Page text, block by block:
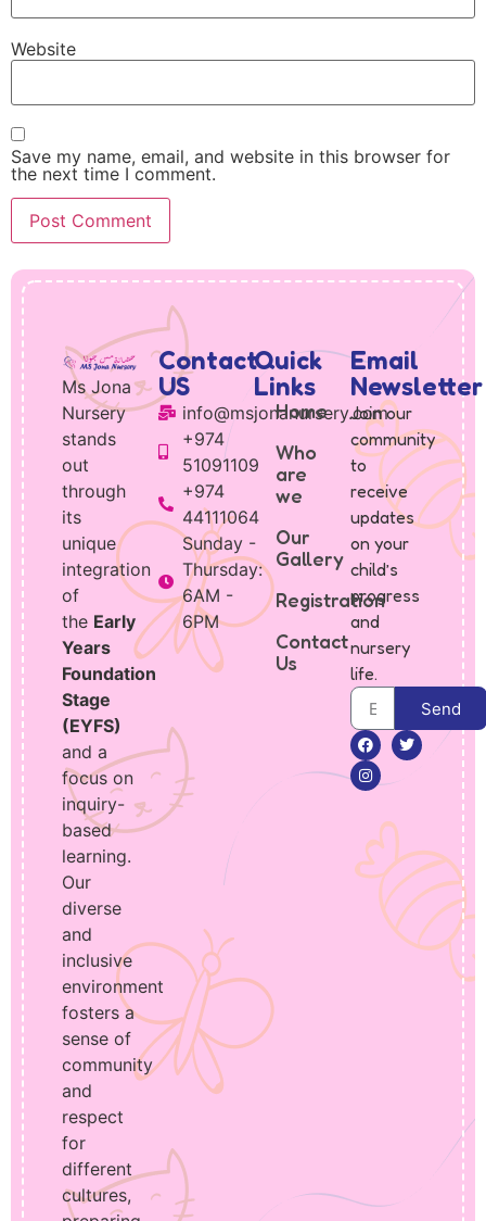
Website
Save my name, email, and website in this browser for
the next time I comment.
Ms Jona
Nursery
stands
out
through
its
unique
integration
of
the Early
Years
Foundation
Stage
(EYFS)
and a
focus on
inquiry-
based
learning.
Our
diverse
and
inclusive
environment
fosters a
sense of
community
and
respect
for
different
cultures,
Contact
US
info@msjonanursery.com
+974
51091109
+974
44111064
Sunday -
Thursday:
6AM -
6PM
Quick
Links
Home
Who
are
we
Our
Gallery
Registration
Contact
Us
Email
Newsletter
Join our
community
to
receive
updates
on your
child’s
progress
and
nursery
life.
Send